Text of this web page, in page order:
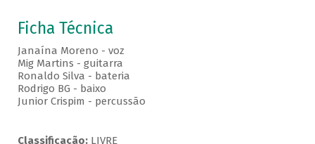
Ficha Técnica
Janaína Moreno - voz
Mig Martins - guitarra
Ronaldo Silva - bateria
Rodrigo BG - baixo
Junior Crispim - percussão
Classificação: LIVRE